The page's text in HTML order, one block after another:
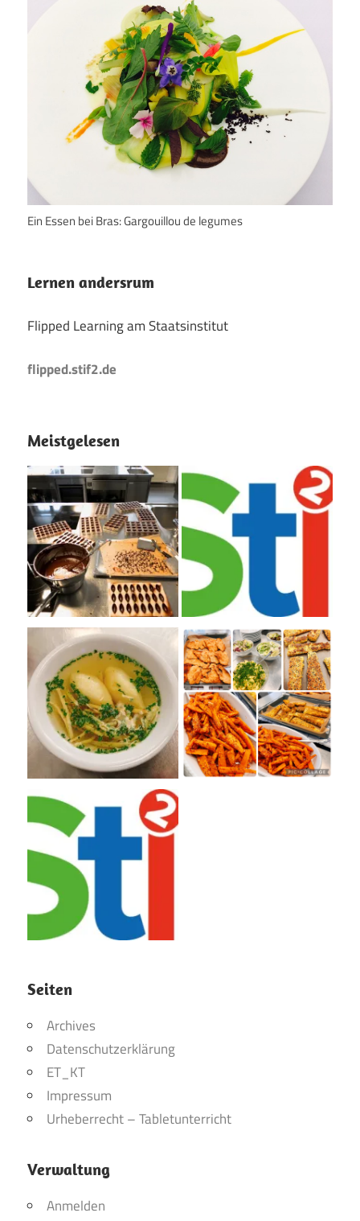
Ein Essen bei Bras: Gargouillou de legumes
Lernen andersrum
Flipped Learning am Staatsinstitut
flipped.stif2.de
Meistgelesen
Seiten
Archives
Datenschutzerklärung
ET_KT
Impressum
Urheberrecht – Tabletunterricht
Verwaltung
Anmelden